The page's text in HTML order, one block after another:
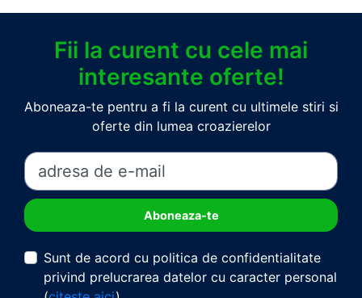
Fii la curent cu cele mai
interesante oferte!
Aboneaza-te pentru a fi la curent cu ultimele stiri si
oferte din lumea croazierelor
Sunt de acord cu politica de confidentialitate
privind prelucrarea datelor cu caracter personal